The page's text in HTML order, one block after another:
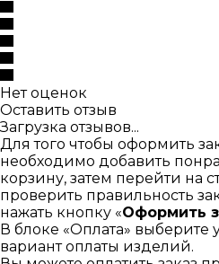
Нет оценок
Оставить отзыв
Загрузка отзывов...
Для того чтобы оформить
необходимо добавить
корзину, затем перейти на
проверить правильность
нажать кнопку «Оформить
В блоке «Оплата» выберите
вариант оплаты изделий.